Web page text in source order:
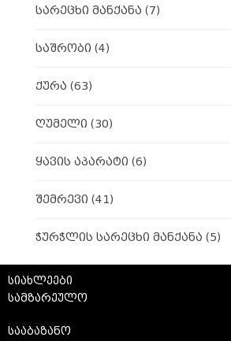
სარეცხი მანქანა (7)
საშრობი (4)
ქურა (63)
ღუმელი (30)
ყავის აპარატი (6)
შემრევი (41)
ჭურჭლის სარეცხი მანქანა (5)
სიახლეები
სამზარეულო
სააბაზანო